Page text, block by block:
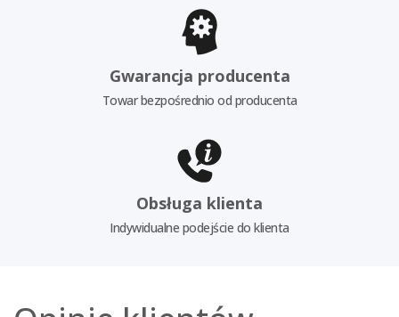
Gwarancja producenta
Towar bezpośrednio od producenta
Obsługa klienta
Indywidualne podejście do klienta